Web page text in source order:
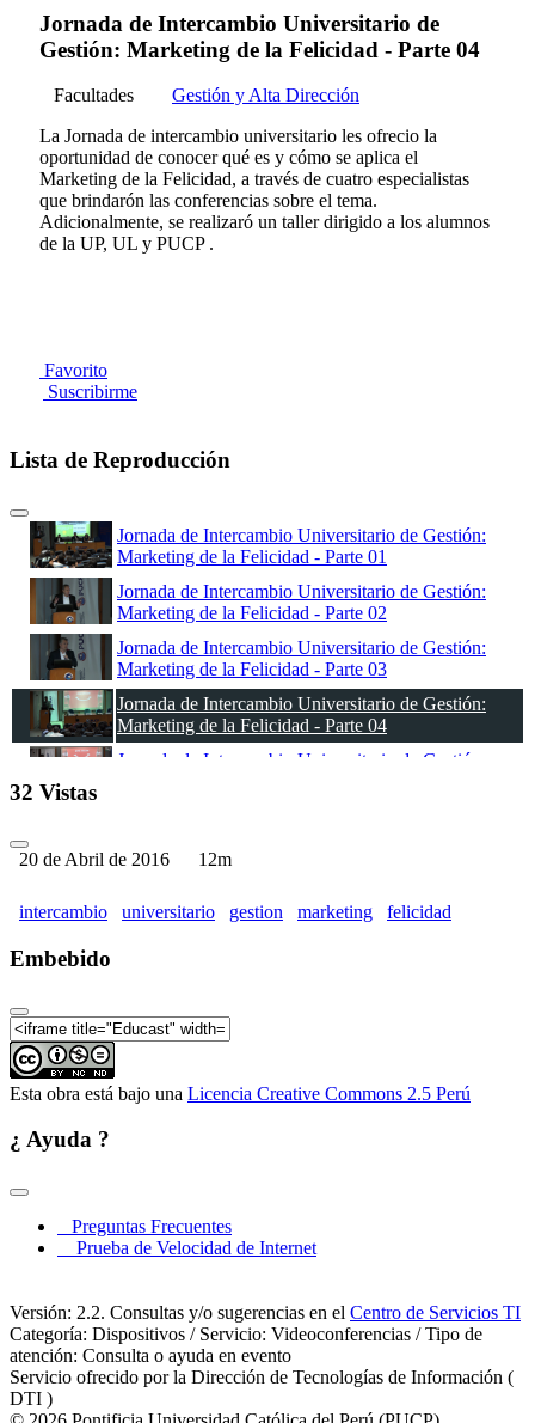
Jornada de Intercambio Universitario de
Gestión: Marketing de la Felicidad - Parte 04
Facultades
Gestión y Alta Dirección
La Jornada de intercambio universitario les ofrecio la
oportunidad de conocer qué es y cómo se aplica el
Marketing de la Felicidad, a través de cuatro especialistas
que brindarón las conferencias sobre el tema.
Adicionalmente, se realizaró un taller dirigido a los alumnos
de la UP, UL y PUCP .
Favorito
Suscribirme
Lista de Reproducción
Jornada de Intercambio Universitario de Gestión:
Marketing de la Felicidad - Parte 01
Jornada de Intercambio Universitario de Gestión:
Marketing de la Felicidad - Parte 02
Jornada de Intercambio Universitario de Gestión:
Marketing de la Felicidad - Parte 03
Jornada de Intercambio Universitario de Gestión:
Marketing de la Felicidad - Parte 04
Jornada de Intercambio Universitario de Gestión:
32 Vistas
20 de Abril de 2016 12m
intercambio universitario gestion marketing felicidad
Embebido
Esta obra está bajo una Licencia Creative Commons 2.5 Perú
¿ Ayuda ?
Preguntas Frecuentes
Prueba de Velocidad de Internet
Versión: 2.2. Consultas y/o sugerencias en el Centro de Servicios TI
Categoría: Dispositivos / Servicio: Videoconferencias / Tipo de
atención: Consulta o ayuda en evento
Servicio ofrecido por la Dirección de Tecnologías de Información (
DTI )